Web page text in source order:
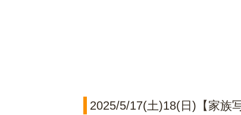
2025/5/17(土)18(日)【家族